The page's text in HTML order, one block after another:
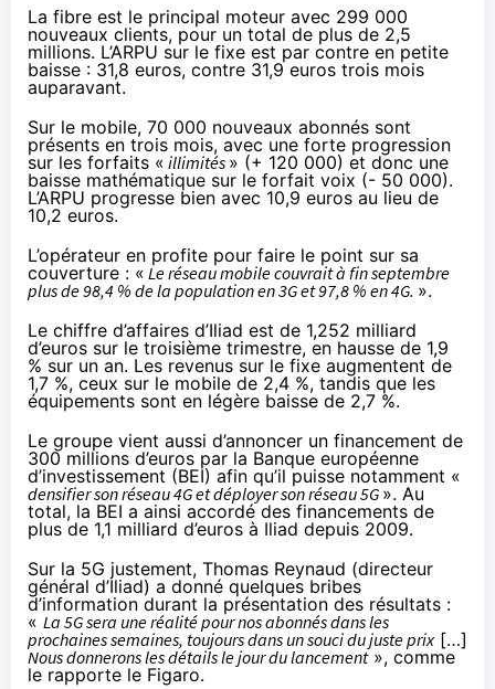
La fibre est le principal moteur avec 299 000
nouveaux clients, pour un total de plus de 2,5
millions. L’ARPU sur le fixe est par contre en petite
baisse : 31,8 euros, contre 31,9 euros trois mois
auparavant.
Sur le mobile, 70 000 nouveaux abonnés sont
présents en trois mois, avec une forte progression
sur les forfaits « illimités » (+ 120 000) et donc une
baisse mathématique sur le forfait voix (- 50 000).
L’ARPU progresse bien avec 10,9 euros au lieu de
10,2 euros.
L’opérateur en profite pour faire le point sur sa
couverture : « Le réseau mobile couvrait à fin septembre
plus de 98,4 % de la population en 3G et 97,8 % en 4G. ».
Le chiffre d’affaires d’Iliad est de 1,252 milliard
d’euros sur le troisième trimestre, en hausse de 1,9
% sur un an. Les revenus sur le fixe augmentent de
1,7 %, ceux sur le mobile de 2,4 %, tandis que les
équipements sont en légère baisse de 2,7 %.
Le groupe vient aussi d’annoncer un financement de
300 millions d’euros par la Banque européenne
d’investissement (BEI) afin qu’il puisse notamment «
densifier son réseau 4G et déployer son réseau 5G ». Au
total, la BEI a ainsi accordé des financements de
plus de 1,1 milliard d’euros à Iliad depuis 2009.
Sur la 5G justement, Thomas Reynaud (directeur
général d’Iliad) a donné quelques bribes
d’information durant la présentation des résultats :
« La 5G sera une réalité pour nos abonnés dans les
prochaines semaines, toujours dans un souci du juste prix[…]
Nous donnerons les détails le jour du lancement», comme
le rapporte le Figaro.